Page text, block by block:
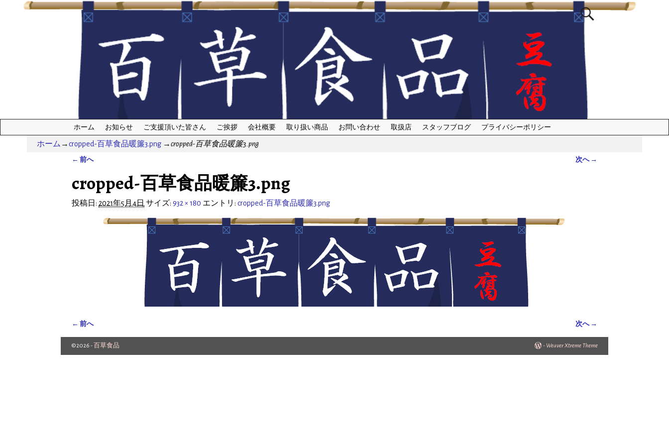
ホーム お知らせ ご支援頂いた皆さん ご挨拶 会社概要 取り扱い商品 お問い合わせ 取扱店 スタッフブログ プライバシーポリシー
ホーム →cropped-百草食品暖簾3.png→cropped-百草食品暖簾3.png
← 前へ 次へ →
cropped-百草食品暖簾3.png
投稿日: 2021年5月4日 サイズ: 932 × 180 エントリ: cropped-百草食品暖簾3.png
← 前へ 次へ →
©2026 - 百草食品 - Weaver Xtreme Theme